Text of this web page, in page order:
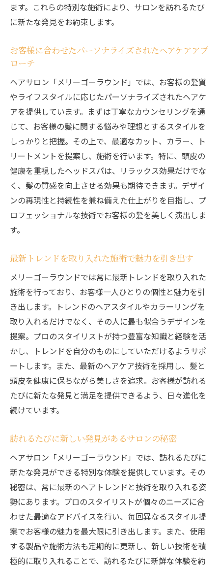
メリーゴーラウンドでの丁寧なカウンセリング
の重要性
ロセス
感
施術前にしっかり確認するカウンセリング
の流れ
一人ひとりのニーズを深く理解するために
お客様の希望を叶えるための相談会
コミュニケーションを重視したカウンセリ
ングスタイル
多彩なメニューを持つヘアサロンメリーゴーラ
ウンド
トレンドに敏感なメニューの開発と展開
四季折々の特別メニューで新しいスタイル
を提案
ヘアケア以外のビューティーメニューも豊
富
特別イベントに合わせたメニューも充実
お客様の要望を元にしたオリジナルメニュ
ー
髪の健康を引き出すトリートメントとヘッドス
パ体験
ト
リラクゼーション効果抜群のヘッドスパ
専門家による最新トリートメント技術の活
用
頭皮から髪の健康を促進するヘッドスパ
髪の質感を向上させる最高級トリートメン
ト
ヘッドスパで得られるストレス解消と美髪
ます。これらの特別な施術により、サロンを訪れるたび
に新たな発見をお約束します。
お客様に合わせたパーソナライズされたヘアケアアプ
ローチ
ヘアサロン「メリーゴーラウンド」では、お客様の髪質
やライフスタイルに応じたパーソナライズされたヘアケ
アを提供しています。まずは丁寧なカウンセリングを通
じて、お客様の髪に関する悩みや理想とするスタイルを
しっかりと把握。その上で、最適なカット、カラー、ト
リートメントを提案し、施術を行います。特に、頭皮の
健康を重視したヘッドスパは、リラックス効果だけでな
く、髪の質感を向上させる効果も期待できます。デザイ
ンの再現性と持続性を兼ね備えた仕上がりを目指し、プ
ロフェッショナルな技術でお客様の髪を美しく演出しま
す。
最新トレンドを取り入れた施術で魅力を引き出す
メリーゴーラウンドでは常に最新トレンドを取り入れた
施術を行っており、お客様一人ひとりの個性と魅力を引
き出します。トレンドのヘアスタイルやカラーリングを
取り入れるだけでなく、その人に最も似合うデザインを
提案。プロのスタイリストが持つ豊富な知識と経験を活
かし、トレンドを自分のものにしていただけるようサポ
ートします。また、最新のヘアケア技術を採用し、髪と
頭皮を健康に保ちながら美しさを追求。お客様が訪れる
たびに新たな発見と満足を提供できるよう、日々進化を
続けています。
訪れるたびに新しい発見があるサロンの秘密
ヘアサロン「メリーゴーラウンド」では、訪れるたびに
新たな発見ができる特別な体験を提供しています。その
秘密は、常に最新のヘアトレンドと技術を取り入れる姿
勢にあります。プロのスタイリストが個々のニーズに合
わせた最適なアドバイスを行い、毎回異なるスタイル提
案でお客様の魅力を最大限に引き出します。また、使用
する製品や施術方法も定期的に更新し、新しい技術を積
極的に取り入れることで、訪れるたびに新鮮な体験を約